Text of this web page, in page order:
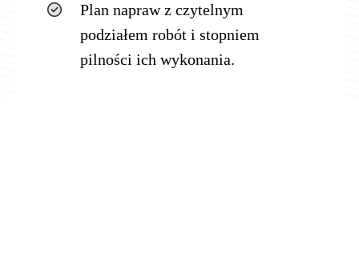
Plan napraw z czytelnym
podziałem robót i stopniem
pilności ich wykonania.